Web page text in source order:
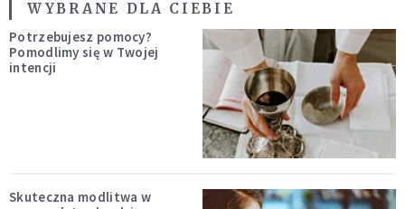
WYBRANE DLA CIEBIE
Potrzebujesz pomocy?
Pomodlimy się w Twojej
intencji
Skuteczna modlitwa w